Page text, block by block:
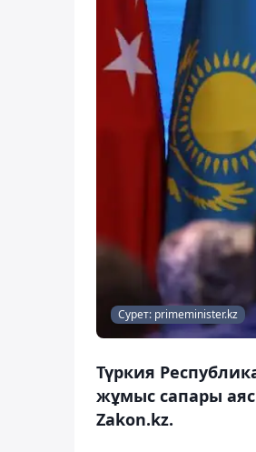
Сурет: primeminister.kz
Түркия
жұмыс сапары
Zakon.kz.